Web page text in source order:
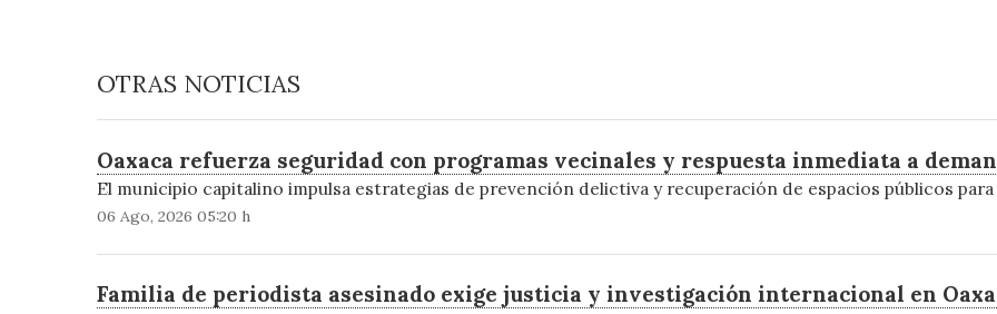
OTRAS NOTICIAS
Oaxaca refuerza seguridad con programas vecinales y respuesta inmediata a
El municipio capitalino impulsa estrategias de prevención delictiva y recuperación de espacios públicos
06 Ago, 2026 05:20 h
Familia de periodista asesinado exige justicia y investigación internacional en